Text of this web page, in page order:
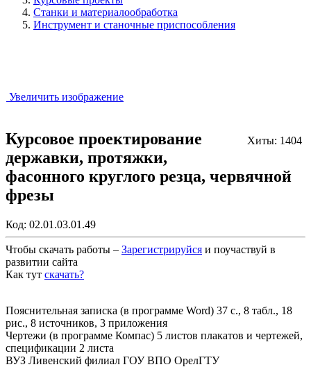
Станки и материалообработка
Инструмент и станочные приспособления
Увеличить изображение
Хиты: 1404
Курсовое проектирование
державки, протяжки,
фасонного круглого резца, червячной
фрезы
Код: 02.01.03.01.49
Чтобы скачать работы – Зарегистрируйся и поучаствуй в
развитии сайта
Как тут скачать?
Пояснительная записка (в программе Word) 37 с., 8 табл., 18
рис., 8 источников, 3 приложения
Чертежи (в программе Компас) 5 листов плакатов и чертежей,
спецификации 2 листа
ВУЗ Ливенский филиал ГОУ ВПО ОрелГТУ